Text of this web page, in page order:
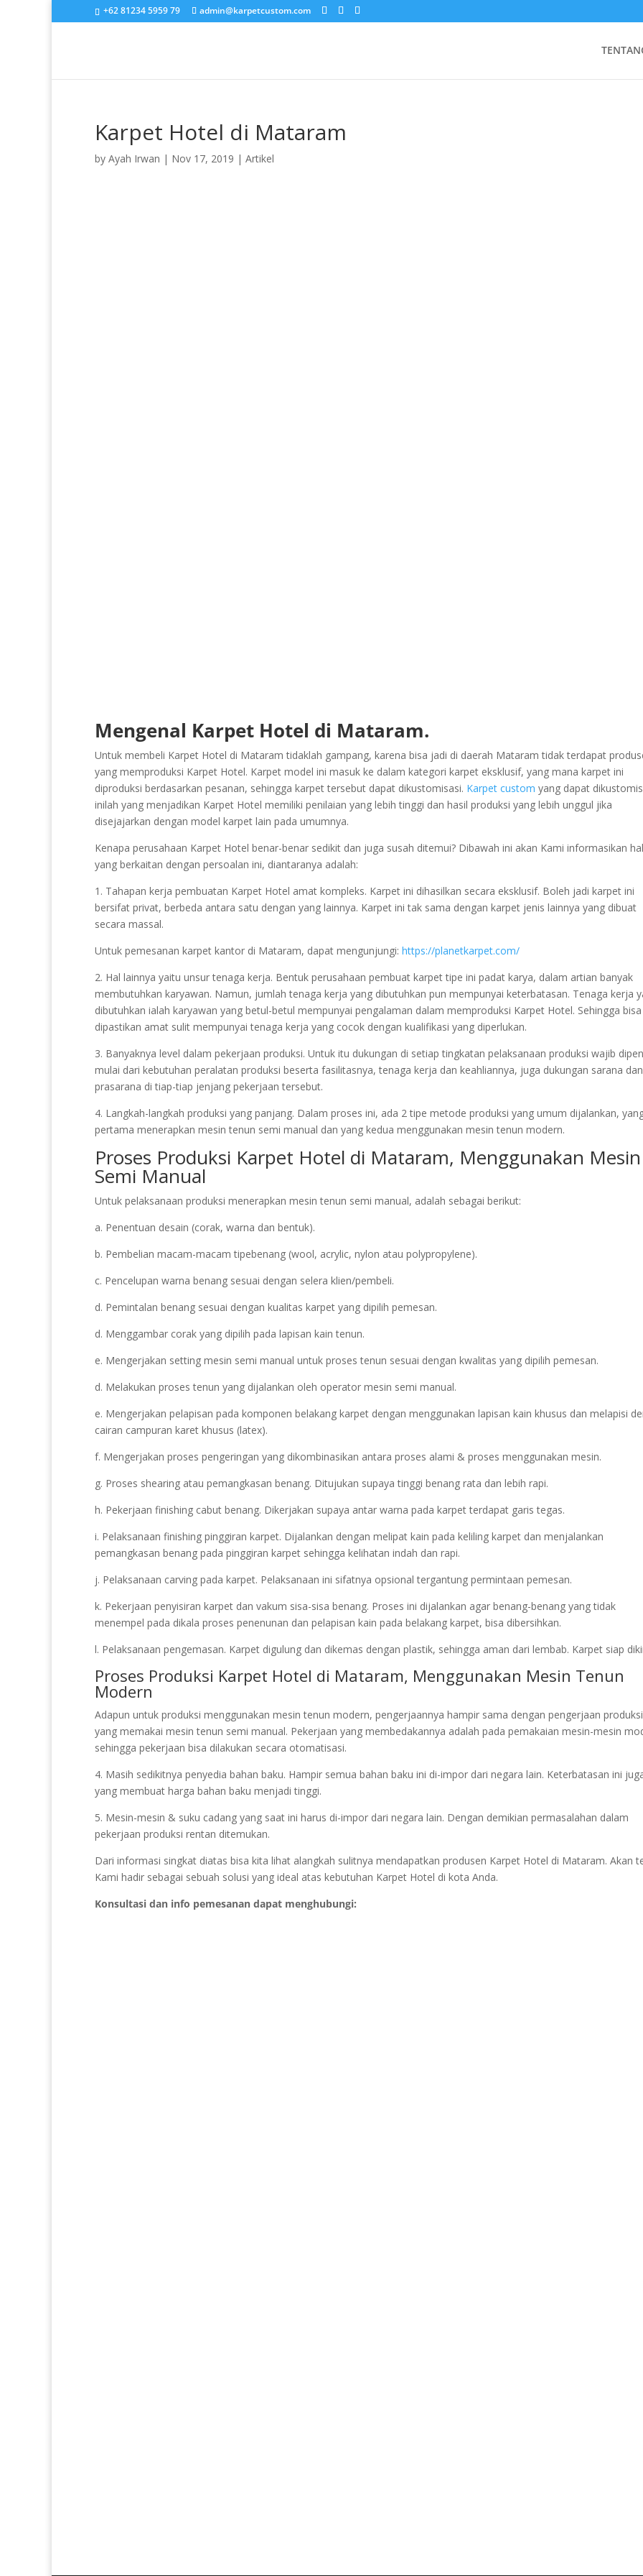
+62 81234 5959 79 admin@karpetcustom.com
Karpet Hotel di Mataram
by Ayah Irwan | Nov 17, 2019 | Artikel
Mengenal Karpet Hotel di Mataram.
Untuk membeli Karpet Hotel di Mataram tidaklah gampang, karena bisa jadi di daerah Mataram tidak terdapat
yang memproduksi Karpet Hotel. Karpet model ini masuk ke dalam kategori karpet eksklusif, yang mana karpet ini
diproduksi berdasarkan pesanan, sehingga karpet tersebut dapat dikustomisasi. Karpet custom yang dapat
inilah yang menjadikan Karpet Hotel memiliki penilaian yang lebih tinggi dan hasil produksi yang lebih unggul jika
disejajarkan dengan model karpet lain pada umumnya.
Kenapa perusahaan Karpet Hotel benar-benar sedikit dan juga susah ditemui? Dibawah ini akan Kami informasikan
yang berkaitan dengan persoalan ini, diantaranya adalah:
1. Tahapan kerja pembuatan Karpet Hotel amat kompleks. Karpet ini dihasilkan secara eksklusif. Boleh jadi karpet ini
bersifat privat, berbeda antara satu dengan yang lainnya. Karpet ini tak sama dengan karpet jenis lainnya yang dibuat
secara massal.
Untuk pemesanan karpet kantor di Mataram, dapat mengunjungi: https://planetkarpet.com/
2. Hal lainnya yaitu unsur tenaga kerja. Bentuk perusahaan pembuat karpet tipe ini padat karya, dalam artian banyak
membutuhkan karyawan. Namun, jumlah tenaga kerja yang dibutuhkan pun mempunyai keterbatasan. Tenaga kerja
dibutuhkan ialah karyawan yang betul-betul mempunyai pengalaman dalam memproduksi Karpet Hotel. Sehingga bisa
dipastikan amat sulit mempunyai tenaga kerja yang cocok dengan kualifikasi yang diperlukan.
3. Banyaknya level dalam pekerjaan produksi. Untuk itu dukungan di setiap tingkatan pelaksanaan produksi wajib
mulai dari kebutuhan peralatan produksi beserta fasilitasnya, tenaga kerja dan keahliannya, juga dukungan sarana dan
prasarana di tiap-tiap jenjang pekerjaan tersebut.
4. Langkah-langkah produksi yang panjang. Dalam proses ini, ada 2 tipe metode produksi yang umum dijalankan,
pertama menerapkan mesin tenun semi manual dan yang kedua menggunakan mesin tenun modern.
Proses Produksi Karpet Hotel di Mataram, Menggunakan Mesin
Semi Manual
Untuk pelaksanaan produksi menerapkan mesin tenun semi manual, adalah sebagai berikut:
a. Penentuan desain (corak, warna dan bentuk).
b. Pembelian macam-macam tipebenang (wool, acrylic, nylon atau polypropylene).
c. Pencelupan warna benang sesuai dengan selera klien/pembeli.
d. Pemintalan benang sesuai dengan kualitas karpet yang dipilih pemesan.
d. Menggambar corak yang dipilih pada lapisan kain tenun.
e. Mengerjakan setting mesin semi manual untuk proses tenun sesuai dengan kwalitas yang dipilih pemesan.
d. Melakukan proses tenun yang dijalankan oleh operator mesin semi manual.
e. Mengerjakan pelapisan pada komponen belakang karpet dengan menggunakan lapisan kain khusus dan melapisi
cairan campuran karet khusus (latex).
f. Mengerjakan proses pengeringan yang dikombinasikan antara proses alami & proses menggunakan mesin.
g. Proses shearing atau pemangkasan benang. Ditujukan supaya tinggi benang rata dan lebih rapi.
h. Pekerjaan finishing cabut benang. Dikerjakan supaya antar warna pada karpet terdapat garis tegas.
i. Pelaksanaan finishing pinggiran karpet. Dijalankan dengan melipat kain pada keliling karpet dan menjalankan
pemangkasan benang pada pinggiran karpet sehingga kelihatan indah dan rapi.
j. Pelaksanaan carving pada karpet. Pelaksanaan ini sifatnya opsional tergantung permintaan pemesan.
k. Pekerjaan penyisiran karpet dan vakum sisa-sisa benang. Proses ini dijalankan agar benang-benang yang tidak
menempel pada dikala proses penenunan dan pelapisan kain pada belakang karpet, bisa dibersihkan.
l. Pelaksanaan pengemasan. Karpet digulung dan dikemas dengan plastik, sehingga aman dari lembab. Karpet siap
Proses Produksi Karpet Hotel di Mataram, Menggunakan Mesin Tenun
Modern
Adapun untuk produksi menggunakan mesin tenun modern, pengerjaannya hampir sama dengan pengerjaan produksi
yang memakai mesin tenun semi manual. Pekerjaan yang membedakannya adalah pada pemakaian mesin-mesin
sehingga pekerjaan bisa dilakukan secara otomatisasi.
4. Masih sedikitnya penyedia bahan baku. Hampir semua bahan baku ini di-impor dari negara lain. Keterbatasan ini
yang membuat harga bahan baku menjadi tinggi.
5. Mesin-mesin & suku cadang yang saat ini harus di-impor dari negara lain. Dengan demikian permasalahan dalam
pekerjaan produksi rentan ditemukan.
Dari informasi singkat diatas bisa kita lihat alangkah sulitnya mendapatkan produsen Karpet Hotel di Mataram. Akan
Kami hadir sebagai sebuah solusi yang ideal atas kebutuhan Karpet Hotel di kota Anda.
Konsultasi dan info pemesanan dapat menghubungi: